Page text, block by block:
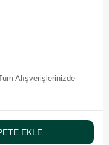
Alışverişlerinizde